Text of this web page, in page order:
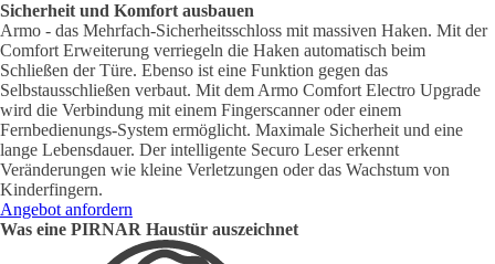
Sicherheit und Komfort ausbauen
Armo - das Mehrfach-Sicherheitsschloss mit massiven Haken. Mit der
Comfort Erweiterung verriegeln die Haken automatisch beim
Schließen der Türe. Ebenso ist eine Funktion gegen das
Selbstausschließen verbaut. Mit dem Armo Comfort Electro Upgrade
wird die Verbindung mit einem Fingerscanner oder einem
Fernbedienungs-System ermöglicht. Maximale Sicherheit und eine
lange Lebensdauer. Der intelligente Securo Leser erkennt
Veränderungen wie kleine Verletzungen oder das Wachstum von
Kinderfingern.
Angebot anfordern
Was eine PIRNAR Haustür auszeichnet